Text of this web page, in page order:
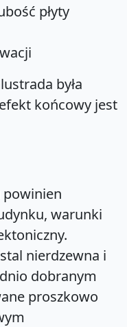
płyty
była
końcowy jest
warunki
nierdzewna i
dobranym
proszkowo